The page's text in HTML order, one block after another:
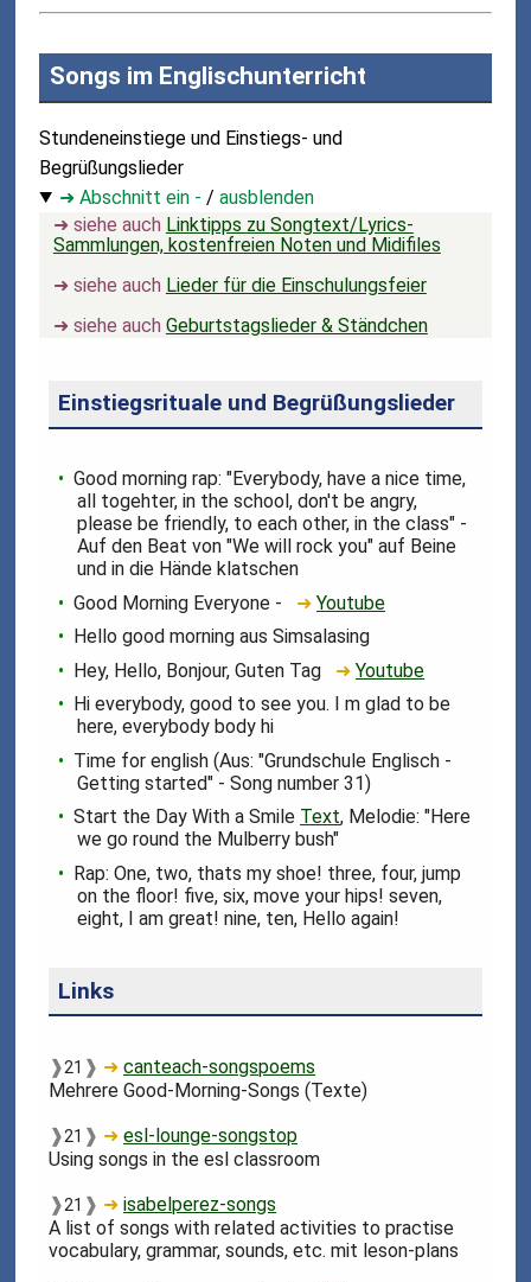
Songs im Englischunterricht
Stundeneinstiege und Einstiegs- und
Begrüßungslieder
➜ Abschnitt ein - /ausblenden
➜ siehe auch Linktipps zu Songtext/Lyrics-
Sammlungen, kostenfreien Noten und Midifiles
➜ siehe auch Lieder für die Einschulungsfeier
➜ siehe auch Geburtstagslieder & Ständchen
Einstiegsrituale und Begrüßungslieder
Good morning rap: "Everybody, have a nice time,
all togehter, in the school, don't be angry,
please be friendly, to each other, in the class" -
Auf den Beat von "We will rock you" auf Beine
und in die Hände klatschen
Good Morning Everyone -
➜Youtube
Hello good morning aus Simsalasing
Hey, Hello, Bonjour, Guten Tag
➜Youtube
Hi everybody, good to see you. I m glad to be
here, everybody body hi
Time for english (Aus: "Grundschule Englisch -
Getting started" - Song number 31)
Start the Day With a Smile Text, Melodie: "Here
we go round the Mulberry bush"
Rap: One, two, thats my shoe! three, four, jump
on the floor! five, six, move your hips! seven,
eight, I am great! nine, ten, Hello again!
Links
❱21 ❱ ➜canteach-songspoems
Mehrere Good-Morning-Songs (Texte)
❱21 ❱ ➜esl-lounge-songstop
Using songs in the esl classroom
❱21 ❱ ➜isabelperez-songs
A list of songs with related activities to practise
vocabulary, grammar, sounds, etc. mit leson-plans